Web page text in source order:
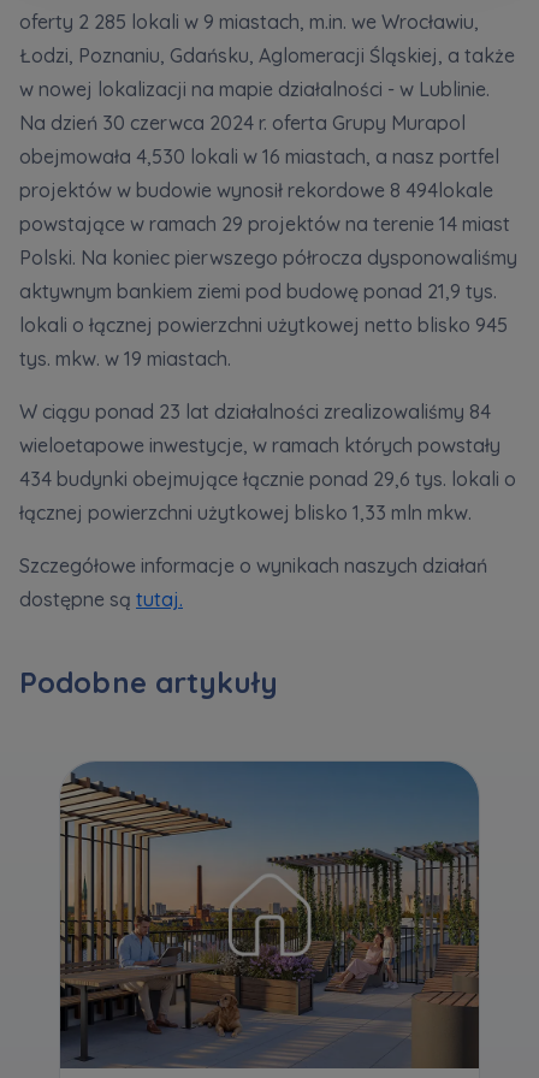
oferty 2 285 lokali w 9 miastach, m.in. we Wrocławiu,
Łodzi, Poznaniu, Gdańsku, Aglomeracji Śląskiej, a także
w nowej lokalizacji na mapie działalności - w Lublinie.
Na dzień 30 czerwca 2024 r. oferta Grupy Murapol
obejmowała 4,530 lokali w 16 miastach, a nasz portfel
projektów w budowie wynosił rekordowe 8 494lokale
powstające w ramach 29 projektów na terenie 14 miast
Polski. Na koniec pierwszego półrocza dysponowaliśmy
aktywnym bankiem ziemi pod budowę ponad 21,9 tys.
lokali o łącznej powierzchni użytkowej netto blisko 945
tys. mkw. w 19 miastach.
W ciągu ponad 23 lat działalności zrealizowaliśmy 84
wieloetapowe inwestycje, w ramach których powstały
434 budynki obejmujące łącznie ponad 29,6 tys. lokali o
łącznej powierzchni użytkowej blisko 1,33 mln mkw.
Szczegółowe informacje o wynikach naszych działań
dostępne są tutaj.
Podobne artykuły
E-mail
Zamawiam obsługę w języku ukraińskim (Замовляю
контакт українською мовою)
Wyrażam wszystkie zgody
Informujemy, że w trosce o najwyższą jakość i... *
Rozwiń
Wyrażam zgodę na otrzymywanie informacji
Rozwiń
Każdej osobie przysługuje prawo dostępu do
treści swoich... *
Rozwiń
Zawiadomienia o nabyciu lub posiadaniu znacznego
notyfikacje@murapol.pl
Skontaktuj się z nami
Кожна особа має право отримати доступ до
розширити
Регламент надання електронних послуг товариством гк
Murapol
Зв’яжіться з нами
Wyślij
Wyślij